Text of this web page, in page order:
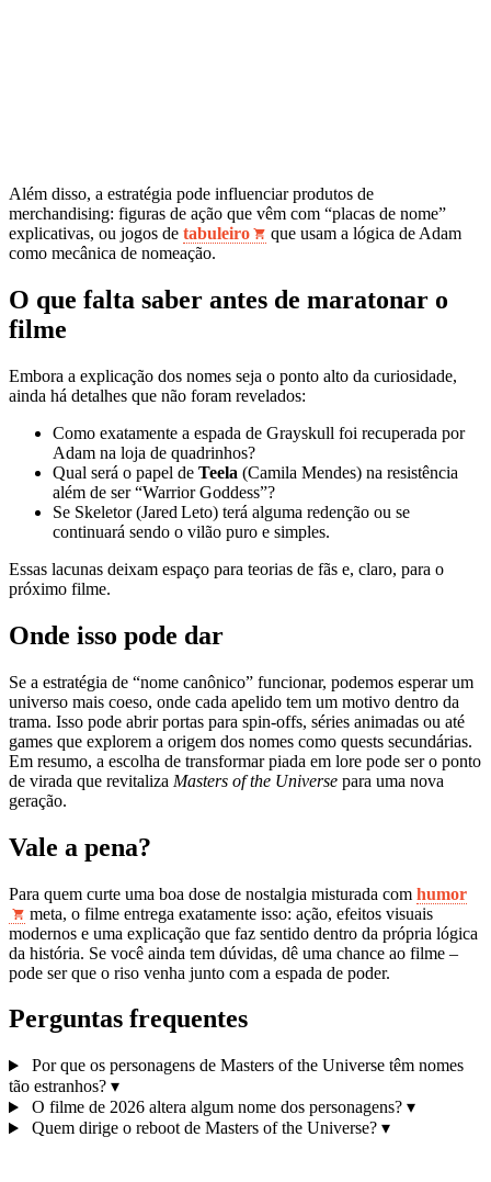
Além disso, a estratégia pode influenciar produtos de
merchandising: figuras de ação que vêm com “placas de nome”
explicativas, ou jogos de tabuleiro
que usam a lógica de Adam
como mecânica de nomeação.
O que falta saber antes de maratonar o
filme
Embora a explicação dos nomes seja o ponto alto da curiosidade,
ainda há detalhes que não foram revelados:
Como exatamente a espada de Grayskull foi recuperada por
Adam na loja de quadrinhos?
Qual será o papel de Teela (Camila Mendes) na resistência
além de ser “Warrior Goddess”?
Se Skeletor (Jared Leto) terá alguma redenção ou se
continuará sendo o vilão puro e simples.
Essas lacunas deixam espaço para teorias de fãs e, claro, para o
próximo filme.
Onde isso pode dar
Se a estratégia de “nome canônico” funcionar, podemos esperar um
universo mais coeso, onde cada apelido tem um motivo dentro da
trama. Isso pode abrir portas para spin‑offs, séries animadas ou até
games que explorem a origem dos nomes como quests secundárias.
Em resumo, a escolha de transformar piada em lore pode ser o ponto
de virada que revitaliza Masters of the Universe para uma nova
geração.
Vale a pena?
Para quem curte uma boa dose de nostalgia misturada com humor
meta, o filme entrega exatamente isso: ação, efeitos visuais
modernos e uma explicação que faz sentido dentro da própria lógica
da história. Se você ainda tem dúvidas, dê uma chance ao filme –
pode ser que o riso venha junto com a espada de poder.
Perguntas frequentes
Por que os personagens de Masters of the Universe têm nomes
tão estranhos? ▾
O filme de 2026 altera algum nome dos personagens? ▾
Quem dirige o reboot de Masters of the Universe? ▾